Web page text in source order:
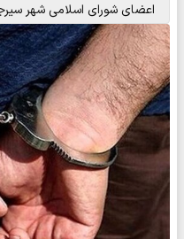
اعضای شورای اسلامی شهر